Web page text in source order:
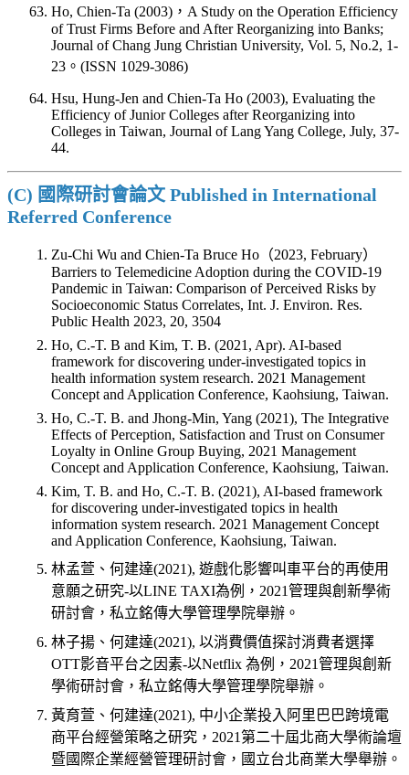
Ho, Chien-Ta (2003)，A Study on the Operation Efficiency
of Trust Firms Before and After Reorganizing into Banks;
Journal of Chang Jung Christian University, Vol. 5, No.2, 1-
23。(ISSN 1029-3086)
Hsu, Hung-Jen and Chien-Ta Ho (2003), Evaluating the
Efficiency of Junior Colleges after Reorganizing into
Colleges in Taiwan, Journal of Lang Yang College, July, 37-
44.
(C) 國際研討會論文 Published in International
Referred Conference
Zu-Chi Wu and Chien-Ta Bruce Ho（2023, February）
Barriers to Telemedicine Adoption during the COVID-19
Pandemic in Taiwan: Comparison of Perceived Risks by
Socioeconomic Status Correlates, Int. J. Environ. Res.
Public Health 2023, 20, 3504
Ho, C.-T. B and Kim, T. B. (2021, Apr). AI-based
framework for discovering under-investigated topics in
health information system research. 2021 Management
Concept and Application Conference, Kaohsiung, Taiwan.
Ho, C.-T. B. and Jhong-Min, Yang (2021), The Integrative
Effects of Perception, Satisfaction and Trust on Consumer
Loyalty in Online Group Buying, 2021 Management
Concept and Application Conference, Kaohsiung, Taiwan.
Kim, T. B. and Ho, C.-T. B. (2021), AI-based framework
for discovering under-investigated topics in health
information system research. 2021 Management Concept
and Application Conference, Kaohsiung, Taiwan.
林孟萱、何建達(2021), 遊戲化影響叫車平台的再使用
意願之研究-以LINE TAXI為例，2021管理與創新學術
研討會，私立銘傳大學管理學院舉辦。
林子揚、何建達(2021), 以消費價值探討消費者選擇
OTT影音平台之因素-以Netflix 為例，2021管理與創新
學術研討會，私立銘傳大學管理學院舉辦。
黃育萱、何建達(2021), 中小企業投入阿里巴巴跨境電
商平台經營策略之研究，2021第二十屆北商大學術論壇
暨國際企業經營管理研討會，國立台北商業大學舉辦。